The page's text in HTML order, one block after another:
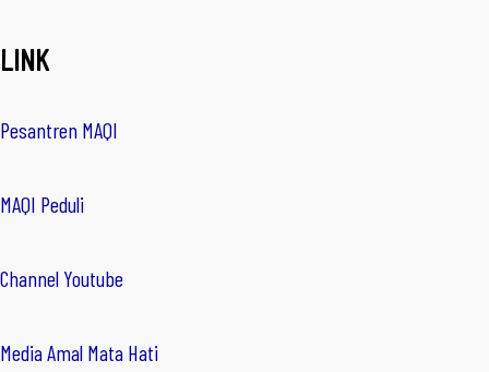
LINK
Pesantren MAQI
MAQI Peduli
Channel Youtube
Media Amal Mata Hati